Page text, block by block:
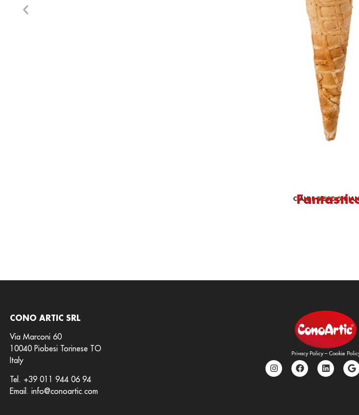
CIALDE BORDO
CONO ARTIC SRL
Via Marconi 60
10040 Piobesi Torinese TO
Italy
Tel. +39 011 944 06 94
Email. info@conoartic.com
Privacy Policy– Cookie